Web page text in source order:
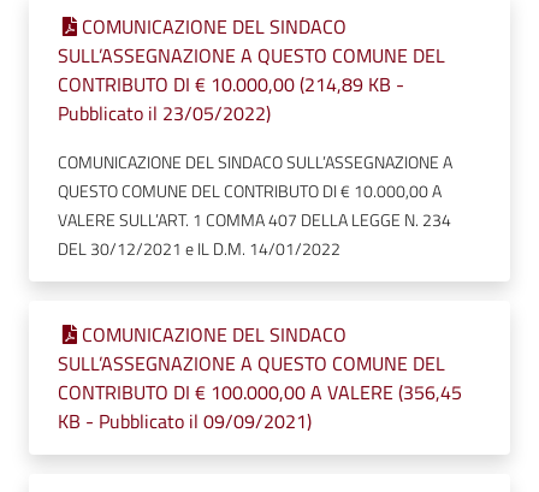
COMUNICAZIONE DEL SINDACO
SULL’ASSEGNAZIONE A QUESTO COMUNE DEL
CONTRIBUTO DI € 10.000,00 (214,89 KB -
Pubblicato il 23/05/2022)
COMUNICAZIONE DEL SINDACO SULL’ASSEGNAZIONE A
QUESTO COMUNE DEL CONTRIBUTO DI € 10.000,00 A
VALERE SULL’ART. 1 COMMA 407 DELLA LEGGE N. 234
DEL 30/12/2021 e IL D.M. 14/01/2022
COMUNICAZIONE DEL SINDACO
SULL’ASSEGNAZIONE A QUESTO COMUNE DEL
CONTRIBUTO DI € 100.000,00 A VALERE (356,45
KB - Pubblicato il 09/09/2021)